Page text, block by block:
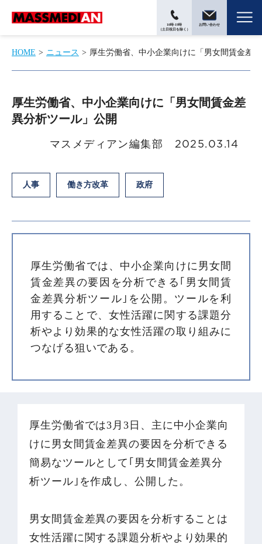
10時-19時
（土日祝日を除く）
お問い合わせ
HOME ニュース 厚生労働省、中小企業向けに「男女間賃金差
厚生労働省、中小企業向けに「男女間賃金差
異分析ツール」公開
マスメディアン編集部 2025.03.14
人事 働き方改革 政府
厚生労働省では、中小企業向けに男女間
賃金差異の要因を分析できる｢男女間賃
金差異分析ツール｣を公開。ツールを利
用することで、女性活躍に関する課題分
析やより効果的な女性活躍の取り組みに
つなげる狙いである。
厚生労働省では3月3日、主に中小企業向
けに男女間賃金差異の要因を分析できる
簡易なツールとして｢男女間賃金差異分
析ツール｣を作成し、公開した。
男女間賃金差異の要因を分析することは
女性活躍に関する課題分析やより効果的